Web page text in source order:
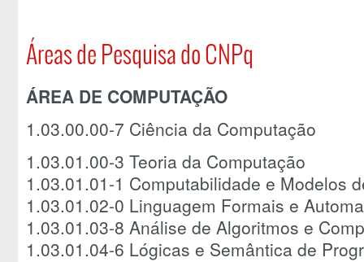
Áreas de Pesquisa do CNPq
ÁREA DE COMPUTAÇÃO
1.03.00.00-7 Ciência da Computação
1.03.01.00-3 Teoria da Computação
1.03.01.01-1 Computabilidade e Modelos
1.03.01.02-0 Linguagem Formais e
1.03.01.03-8 Análise de Algoritmos e
1.03.01.04-6 Lógicas e Semântica de